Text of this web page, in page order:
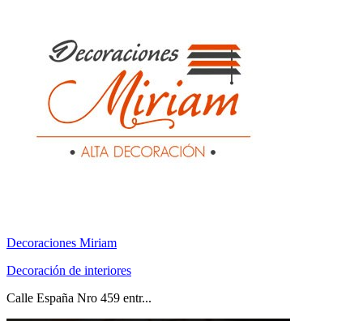
Decoraciones Miriam
Decoración de interiores
Calle España Nro 459 entr...